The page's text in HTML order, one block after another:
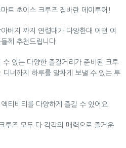
트 초이스 크루즈 짐바란 데이투어!
버지 까지 연령대가 다양한대 어떤 여
께 추천드립니다.
수 있는 다양한 즐길거리가 준비된 크루
너까지 하루를 알차게 보낼 수 있는 투
티비티를 다양하게 즐길 수 있어요.
루즈 모두 다 각각의 매력으로 즐거운